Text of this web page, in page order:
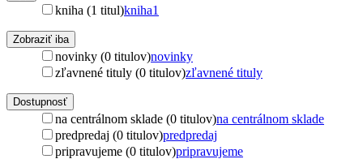
kniha (1 titul)kniha1
Zobraziť iba
novinky (0 titulov)novinky
zľavnené tituly (0 titulov)zľavnené tituly
Dostupnosť
na centrálnom sklade (0 titulov)na centrálnom sklade
predpredaj (0 titulov)predpredaj
pripravujeme (0 titulov)pripravujeme